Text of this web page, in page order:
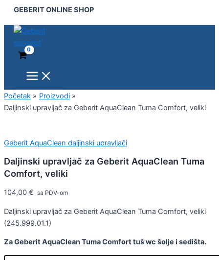
Pređi
sadržaj
GEBERIT ONLINE SHOP
Menu
Početak
Proizvodi
Daljinski upravljač za Geberit AquaClean Tuma Comfort, veliki
Geberit AquaClean daljinski upravljači
Daljinski upravljač za Geberit AquaClean Tuma
Comfort, veliki
104,00 € sa PDV-om
Daljinski upravljač za Geberit AquaClean Tuma Comfort, veliki
(245.999.01.1)
Za Geberit AquaClean Tuma Comfort tuš wc šolje i sedišta.
upravljač
za
Geberit
AquaClean
Tuma
količina